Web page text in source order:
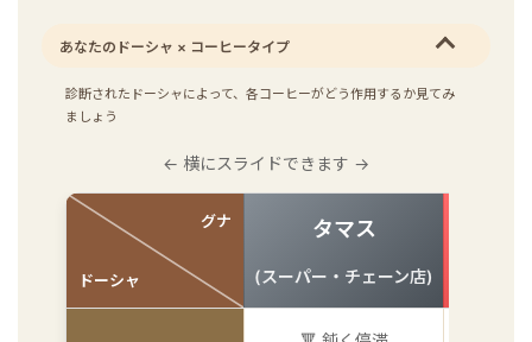
あなたのドーシャ × コーヒータイプ
診断されたドーシャによって、各コーヒーがどう作用するか見てみ
ましょう
← 横にスライドできます →
ドーシャ
グナ タマス
(スーパー・チェーン店)